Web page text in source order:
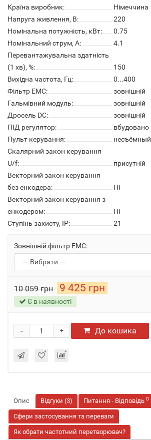
Країна виробник:
Німеччина
Напруга живлення, В:
220
Номінальна потужність, кВт:
0.75
Номінальний струм, А:
4.1
Перевантажувальна здатність
(1 хв), %:
150
Вихідна частота, Гц:
0...400
Фільтр ЕМС:
зовнішній
Гальмівний модуль:
зовнішній
Дросель DC:
зовнішній
ПІД регулятор:
вбудовано
Пульт керування:
несъёмный
Скалярний закон керування
U/f:
присутній
Векторний закон керування
без енкодера:
Ні
Векторний закон керування з
енкодером:
Ні
Ступінь захисту, IP:
21
Зовнішній фільтр ЕМС:
10 059 грн 9 425 грн
Є в наявності
+
- До кошика
Опис Відгуки (3) Питання - Відповідь 0
Сфери застосування та переваги
Як обрати частотний перетворювач?